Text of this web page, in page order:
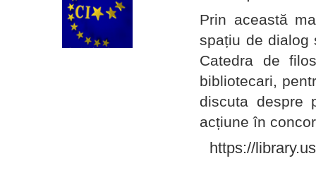
Prin această
spațiu de dialog
Catedra de
bibliotecari,
discuta despre
acțiune în
https://